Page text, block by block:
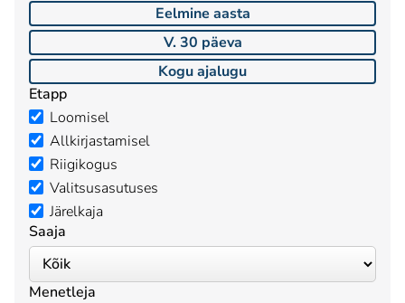
Eelmine aasta
V. 30 päeva
Kogu ajalugu
Etapp
Loomisel
Allkirjastamisel
Riigikogus
Valitsusasutuses
Järelkaja
Saaja
Menetleja